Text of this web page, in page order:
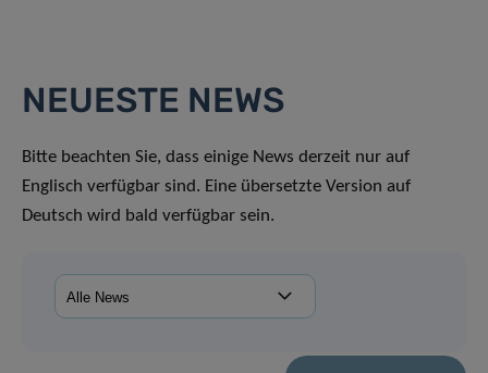
NEUESTE NEWS
Bitte beachten Sie, dass einige News derzeit nur auf
Englisch verfügbar sind. Eine übersetzte Version auf
Deutsch wird bald verfügbar sein.